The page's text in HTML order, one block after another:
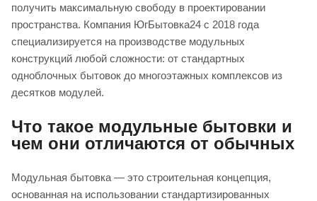
получить максимальную свободу в проектировании
пространства. Компания ЮгБытовка24 с 2018 года
специализируется на производстве модульных
конструкций любой сложности: от стандартных
одноблочных бытовок до многоэтажных комплексов из
десятков модулей.
Что такое модульные бытовки и
чем они отличаются от обычных
Модульная бытовка — это строительная концепция,
основанная на использовании стандартизированных